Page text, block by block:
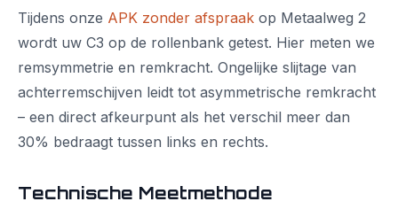
Tijdens onze APK zonder afspraak op Metaalweg 2
wordt uw C3 op de rollenbank getest. Hier meten we
remsymmetrie en remkracht. Ongelijke slijtage van
achterremschijven leidt tot asymmetrische remkracht
– een direct afkeurpunt als het verschil meer dan
30% bedraagt tussen links en rechts.
Technische Meetmethode